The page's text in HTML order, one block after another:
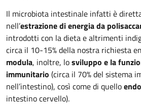
Il microbiota intestinale infatti è
nell’estrazione di energia da
introdotti con la dieta e altrimenti
circa il 10-15% della nostra richiesta
modula, inoltre, losviluppo e la
immunitario (circa il 70% del sistema
nell’intestino), così come di quello
intestino cervello).